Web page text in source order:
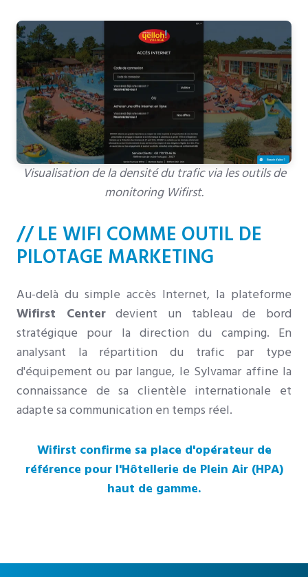
Visualisation de la densité du trafic via les outils de
monitoring Wifirst.
// LE WIFI COMME OUTIL DE
PILOTAGE MARKETING
Au-delà du simple accès Internet, la plateforme
Wifirst Centerdevient un tableau de bord
stratégique pour la direction du camping. En
analysant la répartition du trafic par type
d'équipement ou par langue, le Sylvamar affine la
connaissance de sa clientèle internationale et
adapte sa communication en temps réel.
Wifirst confirme sa place d'opérateur de
référence pour l'Hôtellerie de Plein Air (HPA)
haut de gamme.